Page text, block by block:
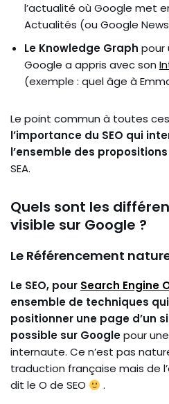
l’actualité où Google met
Actualités (ou Google
Le Knowledge Graph pour
Google a appris avec son
(exemple : quel âge à
Le point commun à toutes
l’importance du SEO qui
l’ensemble des
SEA.
Quels sont les
visible sur Google ?
Le Référencement
Le SEO, pour Search Engine
ensemble de techniques
positionner une page d’un
possible sur Googlepour
internaute. Ce n’est pas
traduction française mais de
dit le O de SEO
.